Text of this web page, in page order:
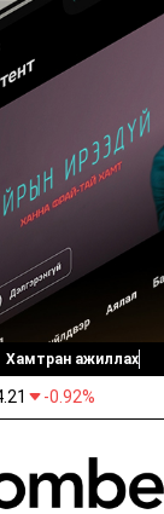
Хамтран ажиллах
аялал
-0.92%